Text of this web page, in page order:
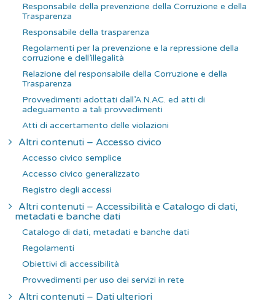
Responsabile della prevenzione della Corruzione e della
Trasparenza
Responsabile della trasparenza
Regolamenti per la prevenzione e la repressione della
corruzione e dell’illegalità
Relazione del responsabile della Corruzione e della
Trasparenza
Provvedimenti adottati dall’A.N.AC. ed atti di
adeguamento a tali provvedimenti
Atti di accertamento delle violazioni
Altri contenuti – Accesso civico
Accesso civico semplice
Accesso civico generalizzato
Registro degli accessi
Altri contenuti – Accessibilità e Catalogo di dati,
metadati e banche dati
Catalogo di dati, metadati e banche dati
Regolamenti
Obiettivi di accessibilità
Provvedimenti per uso dei servizi in rete
Altri contenuti – Dati ulteriori